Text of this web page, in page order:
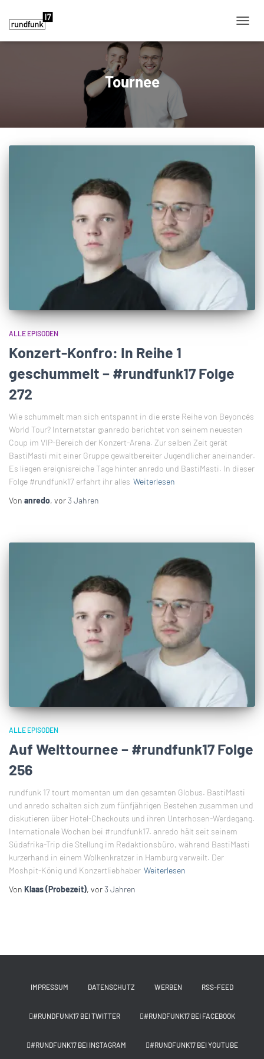
Tournee
ALLE EPISODEN
Konzert-Konfro: In Reihe 1
geschummelt – #rundfunk17 Folge
272
Wie schummelt man sich entspannt in die erste Reihe von Beyoncés
World Tour? Internetstar @anredo berichtet von seinem neuesten
Coup im VIP-Bereich der Konzert-Arena. Zur selben Zeit gerät
BastiMasti mit einer Gruppe gewaltbereiter Jugendlicher aneinander.
Es liegen ereignisreiche Tage hinter anredo und BastiMasti. In dieser
Folge #rundfunk17 erfahrt ihr alles Weiterlesen
Von anredo, vor3 Jahren
ALLE EPISODEN
Auf Welttournee – #rundfunk17 Folge
256
rundfunk 17 tourt momentan um den gesamten Globus. BastiMasti
und anredo schalten sich zum fünfjährigen Bestehen zusammen und
diskutieren über Hotel-Checkouts und ihren Unterhosen-Werdegang.
Internationale Wochen bei #rundfunk17. anredo hält seit seinem
Südafrika-Trip die Stellung im Redaktionsbüro, während BastiMasti
kurzerhand in einem Wolkenkratzer in Hamburg verweilt. Der
Moshpit-König und Konzertliebhaber Weiterlesen
Von Klaas (Probezeit), vor3 Jahren
IMPRESSUM DATENSCHUTZ WERBEN RSS-FEED
#RUNDFUNK17 BEI TWITTER #RUNDFUNK17 BEI FACEBOOK
#RUNDFUNK17 BEI INSTAGRAM #RUNDFUNK17 BEI YOUTUBE